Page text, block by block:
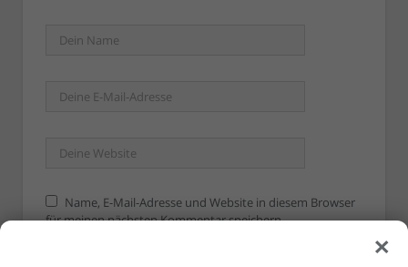
Name, E-Mail-Adresse und Website in diesem Browser
für meinen nächsten Kommentar speichern.
×